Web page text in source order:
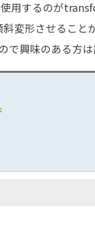
用するのが
変形させることが
興味のある方は